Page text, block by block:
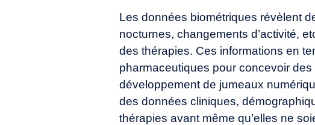
Les données biométriques révèlent
nocturnes, changements d’activité,
des thérapies. Ces informations en
pharmaceutiques pour concevoir
développement de jumeaux
des données cliniques,
thérapies avant même qu’elles ne